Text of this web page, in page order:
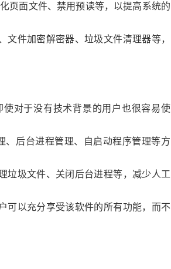
页面文件、禁用预读等，以提高系统的
件加密解密器、垃圾文件清理器等，
对于没有技术背景的用户也很容易使
后台进程管理、自启动程序管理等方
垃圾文件、关闭后台进程等，减少人工
可以充分享受该软件的所有功能，而不